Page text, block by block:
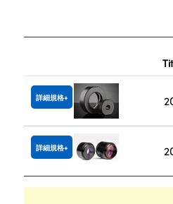
詳細規格
詳細規格